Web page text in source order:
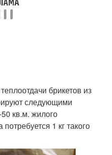
брикетов из
следующими
кв.м. жилого
1 кг такого